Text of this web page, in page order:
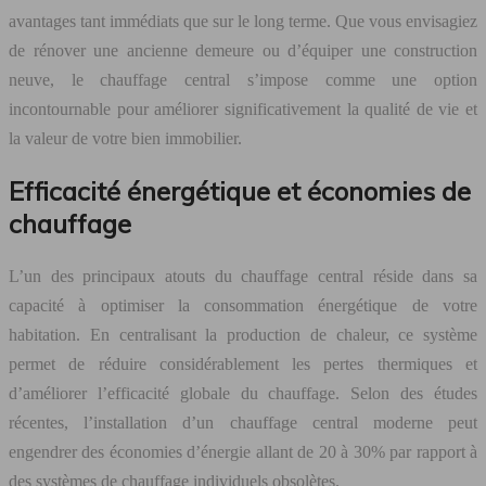
avantages tant immédiats que sur le long terme. Que vous envisagiez
de rénover une ancienne demeure ou d’équiper une construction
neuve, le chauffage central s’impose comme une option
incontournable pour améliorer significativement la qualité de vie et
la valeur de votre bien immobilier.
Efficacité énergétique et économies de
chauffage
L’un des principaux atouts du chauffage central réside dans sa
capacité à optimiser la consommation énergétique de votre
habitation. En centralisant la production de chaleur, ce système
permet de réduire considérablement les pertes thermiques et
d’améliorer l’efficacité globale du chauffage. Selon des études
récentes, l’installation d’un chauffage central moderne peut
engendrer des économies d’énergie allant de 20 à 30% par rapport à
des systèmes de chauffage individuels obsolètes.